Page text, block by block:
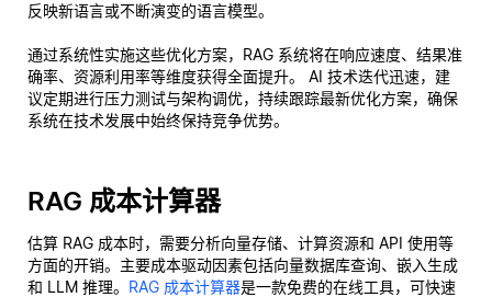
反映新语言或不断演变的语言模型。
通过系统性实施这些优化方案，RAG 系统将在响应速度、结果准
确率、资源利用率等维度获得全面提升。 AI 技术迭代迅速，建
议定期进行压力测试与架构调优，持续跟踪最新优化方案，确保
系统在技术发展中始终保持竞争优势。
RAG 成本计算器
估算 RAG 成本时，需要分析向量存储、计算资源和 API 使用等
方面的开销。主要成本驱动因素包括向量数据库查询、嵌入生成
和 LLM 推理。 RAG 成本计算器是一款免费的在线工具，可快速